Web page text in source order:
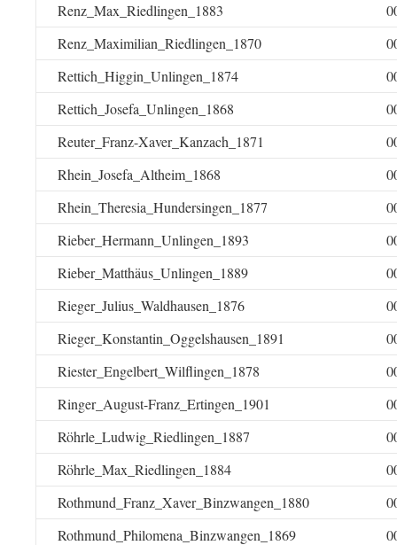
Renz_Max_Riedlingen_1883
Renz_Maximilian_Riedlingen_1870
Rettich_Higgin_Unlingen_1874
Rettich_Josefa_Unlingen_1868
Reuter_Franz-Xaver_Kanzach_1871
Rhein_Josefa_Altheim_1868
Rhein_Theresia_Hundersingen_1877
Rieber_Hermann_Unlingen_1893
Rieber_Matthäus_Unlingen_1889
Rieger_Julius_Waldhausen_1876
Rieger_Konstantin_Oggelshausen_1891
Riester_Engelbert_Wilflingen_1878
Ringer_August-Franz_Ertingen_1901
Röhrle_Ludwig_Riedlingen_1887
Röhrle_Max_Riedlingen_1884
Rothmund_Franz_Xaver_Binzwangen_1880
Rothmund_Philomena_Binzwangen_1869